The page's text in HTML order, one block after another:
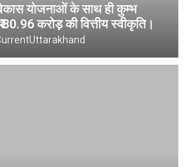
योजनाओं के साथ ही कुम्भ
करोड़ की वित्तीय स्वीकृति।